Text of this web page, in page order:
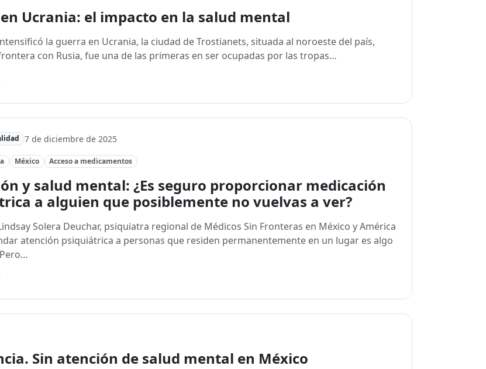
Ucrania: el impacto en la salud mental
la guerra en Ucrania, la ciudad de Trostianets, situada al noroeste del país,
con Rusia, fue una de las primeras en ser ocupadas por las tropas…
7 de diciembre de 2025
México Acceso a medicamentos
y salud mental: ¿Es seguro proporcionar medicación
a alguien que posiblemente no vuelvas a ver?
Solera Deuchar, psiquiatra regional de Médicos Sin Fronteras en México y América
atención psiquiátrica a personas que residen permanentemente en un lugar es algo
Sin atención de salud mental en México